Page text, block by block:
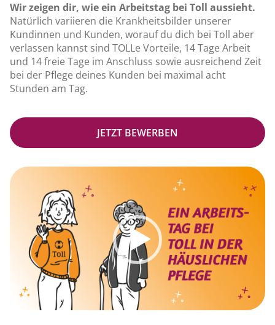
Wir zeigen dir, wie ein Arbeitstag bei Toll aussieht.
Natürlich variieren die Krankheitsbilder unserer
Kundinnen und Kunden, worauf du dich bei Toll aber
verlassen kannst sind TOLLe Vorteile, 14 Tage Arbeit
und 14 freie Tage im Anschluss sowie ausreichend Zeit
bei der Pflege deines Kunden bei maximal acht
Stunden am Tag.
JETZT BEWERBEN